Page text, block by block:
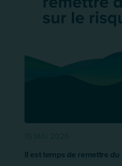
Il est temps de remettre